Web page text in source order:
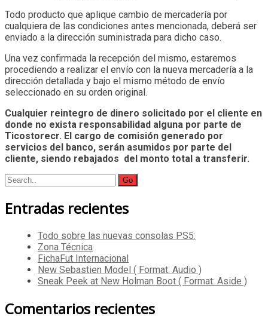
Todo producto que aplique cambio de mercadería por
cualquiera de las condiciones antes mencionada, deberá ser
enviado a la dirección suministrada para dicho caso.
Una vez confirmada la recepción del mismo, estaremos
procediendo a realizar el envío con la nueva mercadería a la
dirección detallada y bajo el mismo método de envío
seleccionado en su orden original.
Cualquier reintegro de dinero solicitado por el cliente en
donde no exista responsabilidad alguna por parte de
Ticostorecr. El cargo de comisión generado por
servicios del banco, serán asumidos por parte del
cliente, siendo rebajados del monto total a transferir.
Search
for:
Entradas recientes
Todo sobre las nuevas consolas PS5:
Zona Técnica
FichaFut Internacional
New Sebastien Model ( Format: Audio )
Sneak Peek at New Holman Boot ( Format: Aside )
Comentarios recientes